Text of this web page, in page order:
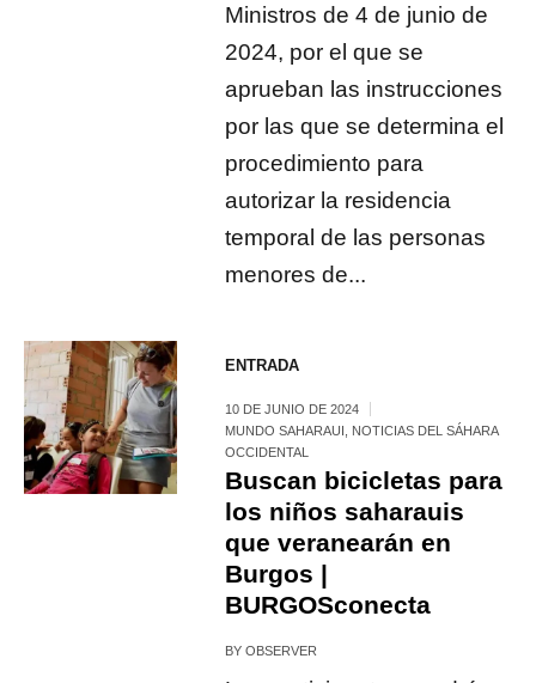
Ministros de 4 de junio de
2024, por el que se
aprueban las instrucciones
por las que se determina el
procedimiento para
autorizar la residencia
temporal de las personas
menores de...
ENTRADA
10 DE JUNIO DE 2024
MUNDO SAHARAUI
NOTICIAS DEL SÁHARA
OCCIDENTAL
Buscan bicicletas para
los niños saharauis
que veranearán en
Burgos |
BURGOSconecta
BYOBSERVER